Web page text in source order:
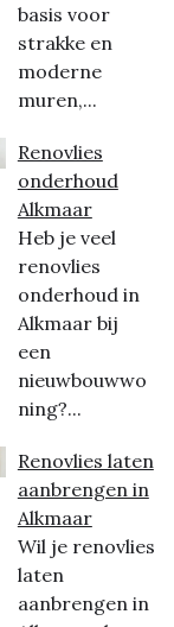
basis voor
strakke en
moderne
muren,...
Renovlies
onderhoud
Alkmaar
Heb je veel
renovlies
onderhoud in
Alkmaar bij
een
nieuwbouwwo
ning?...
Renovlies laten
aanbrengen in
Alkmaar
Wil je renovlies
laten
aanbrengen in